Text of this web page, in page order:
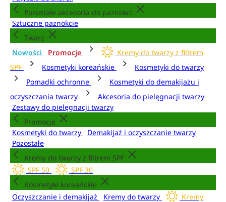
Pozostałe akcesoria do paznokci
Sztuczne paznokcie
Twarz
Nowości
Promocje
Kremy do twarzy z filtrem
SPF
Kosmetyki koreańskie
Kosmetyki do twarzy
Pomadki ochronne
Kosmetyki do demakijażu i
oczyszczania twarzy
Akcesoria do pielęgnacji twarzy
Zestawy do pielęgnacji twarzy
Promocje
Kosmetyki do twarzy
Demakijaż i oczyszczanie twarzy
Pozostałe
Kremy do twarzy z filtrem SPF
SPF 50
SPF 30
Kosmetyki koreańskie
Oczyszczanie i demakijaż
Kremy do twarzy
Kremy